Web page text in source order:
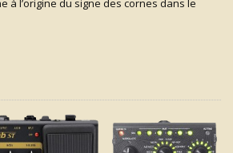
à l’origine du signe des cornes dans le